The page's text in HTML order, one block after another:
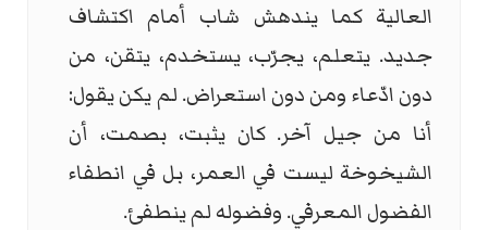
العالية كما يندهش شاب أمام اكتشاف
جديد. يتعلم، يجرّب، يستخدم، يتقن، من
دون ادّعاء ومن دون استعراض. لم يكن يقول:
أنا من جيل آخر. كان يثبت، بصمت، أن
الشيخوخة ليست في العمر، بل في انطفاء
الفضول المعرفي. وفضوله لم ينطفئ.